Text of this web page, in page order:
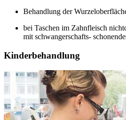
Behandlung der
bei Taschen im Zahnfleisch
mit schwangerschafts-
Kinderbehandlung